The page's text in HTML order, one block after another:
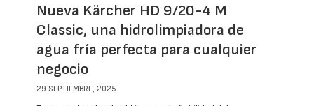
Nueva Kärcher HD 9/20-4 M
Classic, una hidrolimpiadora de
agua fría perfecta para cualquier
negocio
29 SEPTIEMBRE, 2025